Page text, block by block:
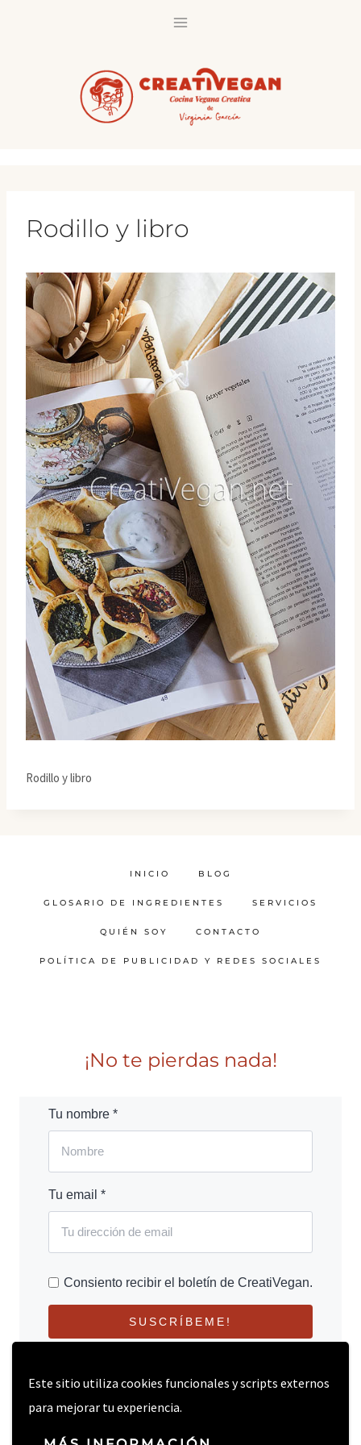
Este sitio utiliza cookies funcionales y scripts externos
para mejorar tu experiencia.
Rodillo y libro
Rodillo y libro
INICIO BLOG
GLOSARIO DE INGREDIENTES SERVICIOS
QUIÉN SOY CONTACTO
POLÍTICA DE PUBLICIDAD Y REDES SOCIALES
¡No te pierdas nada!
Tu nombre *
Tu email *
Consiento recibir el boletín de CreatiVegan.
SUSCRÍBEME!